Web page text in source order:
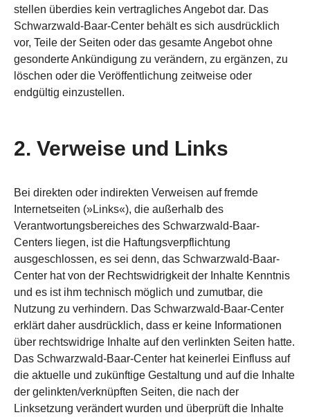
stellen überdies kein vertragliches Angebot dar. Das
Schwarzwald-Baar-Center behält es sich ausdrücklich
vor, Teile der Seiten oder das gesamte Angebot ohne
gesonderte Ankündigung zu verändern, zu ergänzen, zu
löschen oder die Veröffentlichung zeitweise oder
endgültig einzustellen.
2. Verweise und Links
Bei direkten oder indirekten Verweisen auf fremde
Internetseiten (»Links«), die außerhalb des
Verantwortungsbereiches des Schwarzwald-Baar-
Centers liegen, ist die Haftungsverpflichtung
ausgeschlossen, es sei denn, das Schwarzwald-Baar-
Center hat von der Rechtswidrigkeit der Inhalte Kenntnis
und es ist ihm technisch möglich und zumutbar, die
Nutzung zu verhindern. Das Schwarzwald-Baar-Center
erklärt daher ausdrücklich, dass er keine Informationen
über rechtswidrige Inhalte auf den verlinkten Seiten hatte.
Das Schwarzwald-Baar-Center hat keinerlei Einfluss auf
die aktuelle und zukünftige Gestaltung und auf die Inhalte
der gelinkten/verknüpften Seiten, die nach der
Linksetzung verändert wurden und überprüft die Inhalte